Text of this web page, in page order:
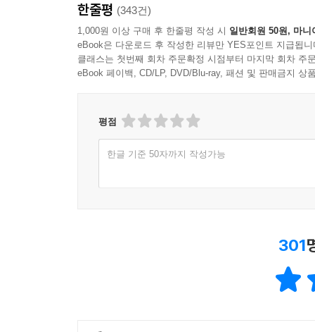
한줄평 (343건)
1,000원 이상 구매 후 한줄평 작성 시 일반회원 50원, 마니
eBook은 다운로드 후 작성한 리뷰만 YES포인트 지급됩니
클래스는 첫번째 회차 주문확정 시점부터 마지막 회차 주
eBook 페이백, CD/LP, DVD/Blu-ray, 패션 및 판매금지 상
평점
한글 기준 50자까지 작성가능
301